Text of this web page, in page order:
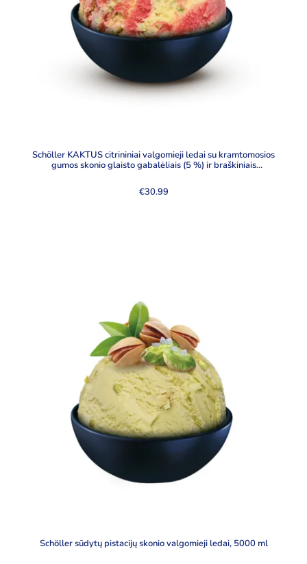
Schöller KAKTUS citrininiai valgomieji ledai su kramtomosios
gumos skonio glaisto gabalėliais (5 %) ir braškiniais
€30.99
Schöller sūdytų pistacijų skonio valgomieji ledai, 5000 ml